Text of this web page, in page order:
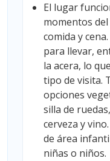
El lugar
momentos
comida y
para llevar,
la acera, lo
tipo de visita.
opciones
silla de
cerveza y
de área
niñas o niños.